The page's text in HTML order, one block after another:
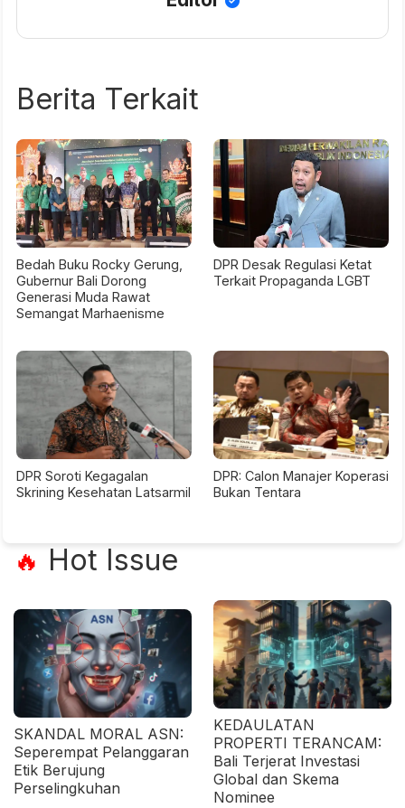
Berita Terkait
Bedah Buku Rocky Gerung,
Gubernur Bali Dorong
Generasi Muda Rawat
Semangat Marhaenisme
DPR Desak Regulasi Ketat
Terkait Propaganda LGBT
DPR Soroti Kegagalan
Skrining Kesehatan Latsarmil
DPR: Calon Manajer Koperasi
Bukan Tentara
🔥 Hot Issue
SKANDAL MORAL ASN:
Seperempat Pelanggaran
Etik Berujung
Perselingkuhan
KEDAULATAN
PROPERTI TERANCAM:
Bali Terjerat Investasi
Global dan Skema
Nominee